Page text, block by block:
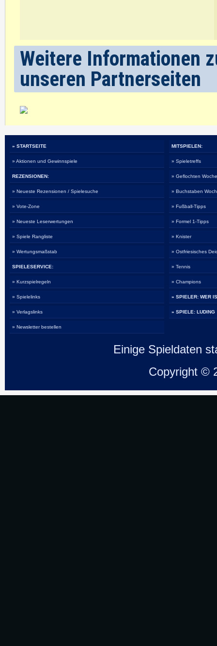
Weitere Informationen
unseren Partnerseiten
» STARTSEITE
» Aktionen und Gewinnspiele
REZENSIONEN:
» Neueste Rezensionen / Spielesuche
» Vote-Zone
» Neueste Leserwertungen
» Spiele Rangliste
» Wertungsmaßstab
SPIELESERVICE:
» Kurzspielregeln
» Spielelinks
» Verlagslinks
» Newsletter bestellen
MITSPIELEN:
» Spieletreffs
» Geflochten
» Buchstaben
» Fußball-Tipps
» Formel 1-Tipps
» Knister
» Ostfriesisches
» Tennis
» Champions
» SPIELER: WER
» SPIELE: LUDING
Einige Spieldaten
Copyright ©